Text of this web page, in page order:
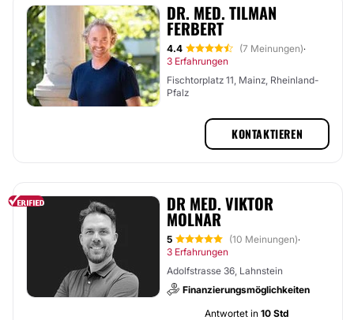
DR. MED. TILMAN
FERBERT
4.4 (7 Meinungen)·
3 Erfahrungen
Fischtorplatz 11, Mainz, Rheinland-
Pfalz
KONTAKTIEREN
DR MED. VIKTOR
MOLNAR
5 (10 Meinungen)·
3 Erfahrungen
Adolfstrasse 36, Lahnstein
Finanzierungsmöglichkeiten
Antwortet in 10 Std